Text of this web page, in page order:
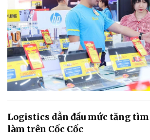
Logistics dẫn đầu mức tăng
làm trên Cốc Cốc